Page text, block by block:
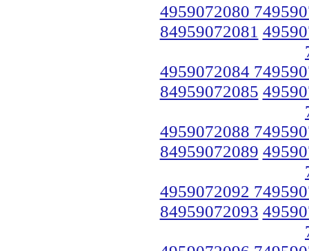
4959072080
84959072081
4959072084
84959072085
4959072088
84959072089
4959072092
84959072093